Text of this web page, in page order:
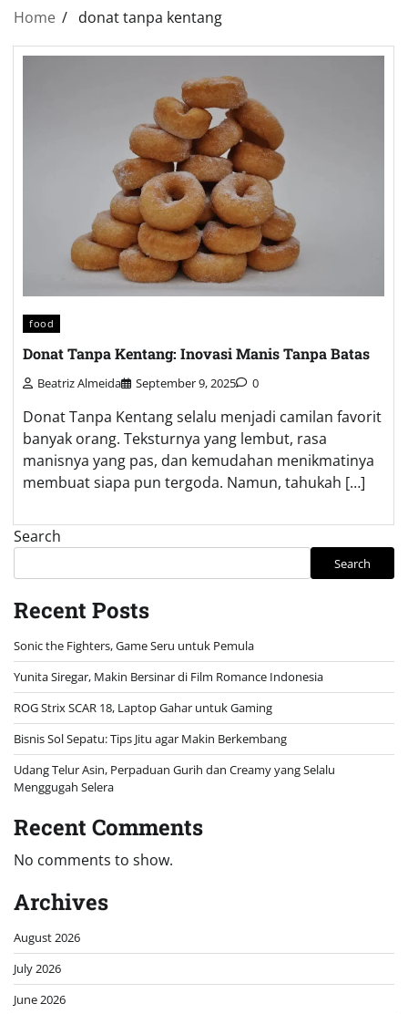
Home donat tanpa kentang
food
Donat Tanpa Kentang: Inovasi Manis Tanpa Batas
Beatriz Almeida September 9, 2025 0
Donat Tanpa Kentang selalu menjadi camilan favorit
banyak orang. Teksturnya yang lembut, rasa
manisnya yang pas, dan kemudahan menikmatinya
membuat siapa pun tergoda. Namun, tahukah […]
Search
Search
Recent Posts
Sonic the Fighters, Game Seru untuk Pemula
Yunita Siregar, Makin Bersinar di Film Romance Indonesia
ROG Strix SCAR 18, Laptop Gahar untuk Gaming
Bisnis Sol Sepatu: Tips Jitu agar Makin Berkembang
Udang Telur Asin, Perpaduan Gurih dan Creamy yang Selalu
Menggugah Selera
Recent Comments
No comments to show.
Archives
August 2026
July 2026
June 2026